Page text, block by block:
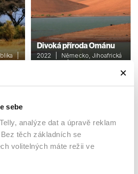
sebe
analýze dat a úpravě reklam
těch základních se
volitelných máte režii ve
|
Divoká příroda Ománu
2022 | Německo, Jihoafrická
republika | 43 min
až na 6 zařízeních
televizi jde odkudkoliv
a to až na 6 zařízeních.